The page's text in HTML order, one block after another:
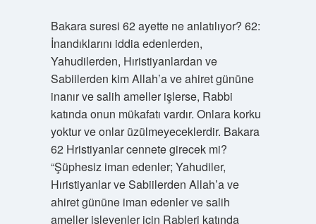
Bakara suresi 62 ayette ne anlatılıyor? 62:
İnandıklarını iddia edenlerden,
Yahudilerden, Hıristiyanlardan ve
Sabiilerden kim Allah’a ve ahiret gününe
inanır ve salih ameller işlerse, Rabbi
katında onun mükafatı vardır. Onlara korku
yoktur ve onlar üzülmeyeceklerdir. Bakara
62 Hristiyanlar cennete girecek mi?
“Şüphesiz iman edenler; Yahudiler,
Hıristiyanlar ve Sabiilerden Allah’a ve
ahiret gününe iman edenler ve salih
ameller işleyenler için Rableri katında